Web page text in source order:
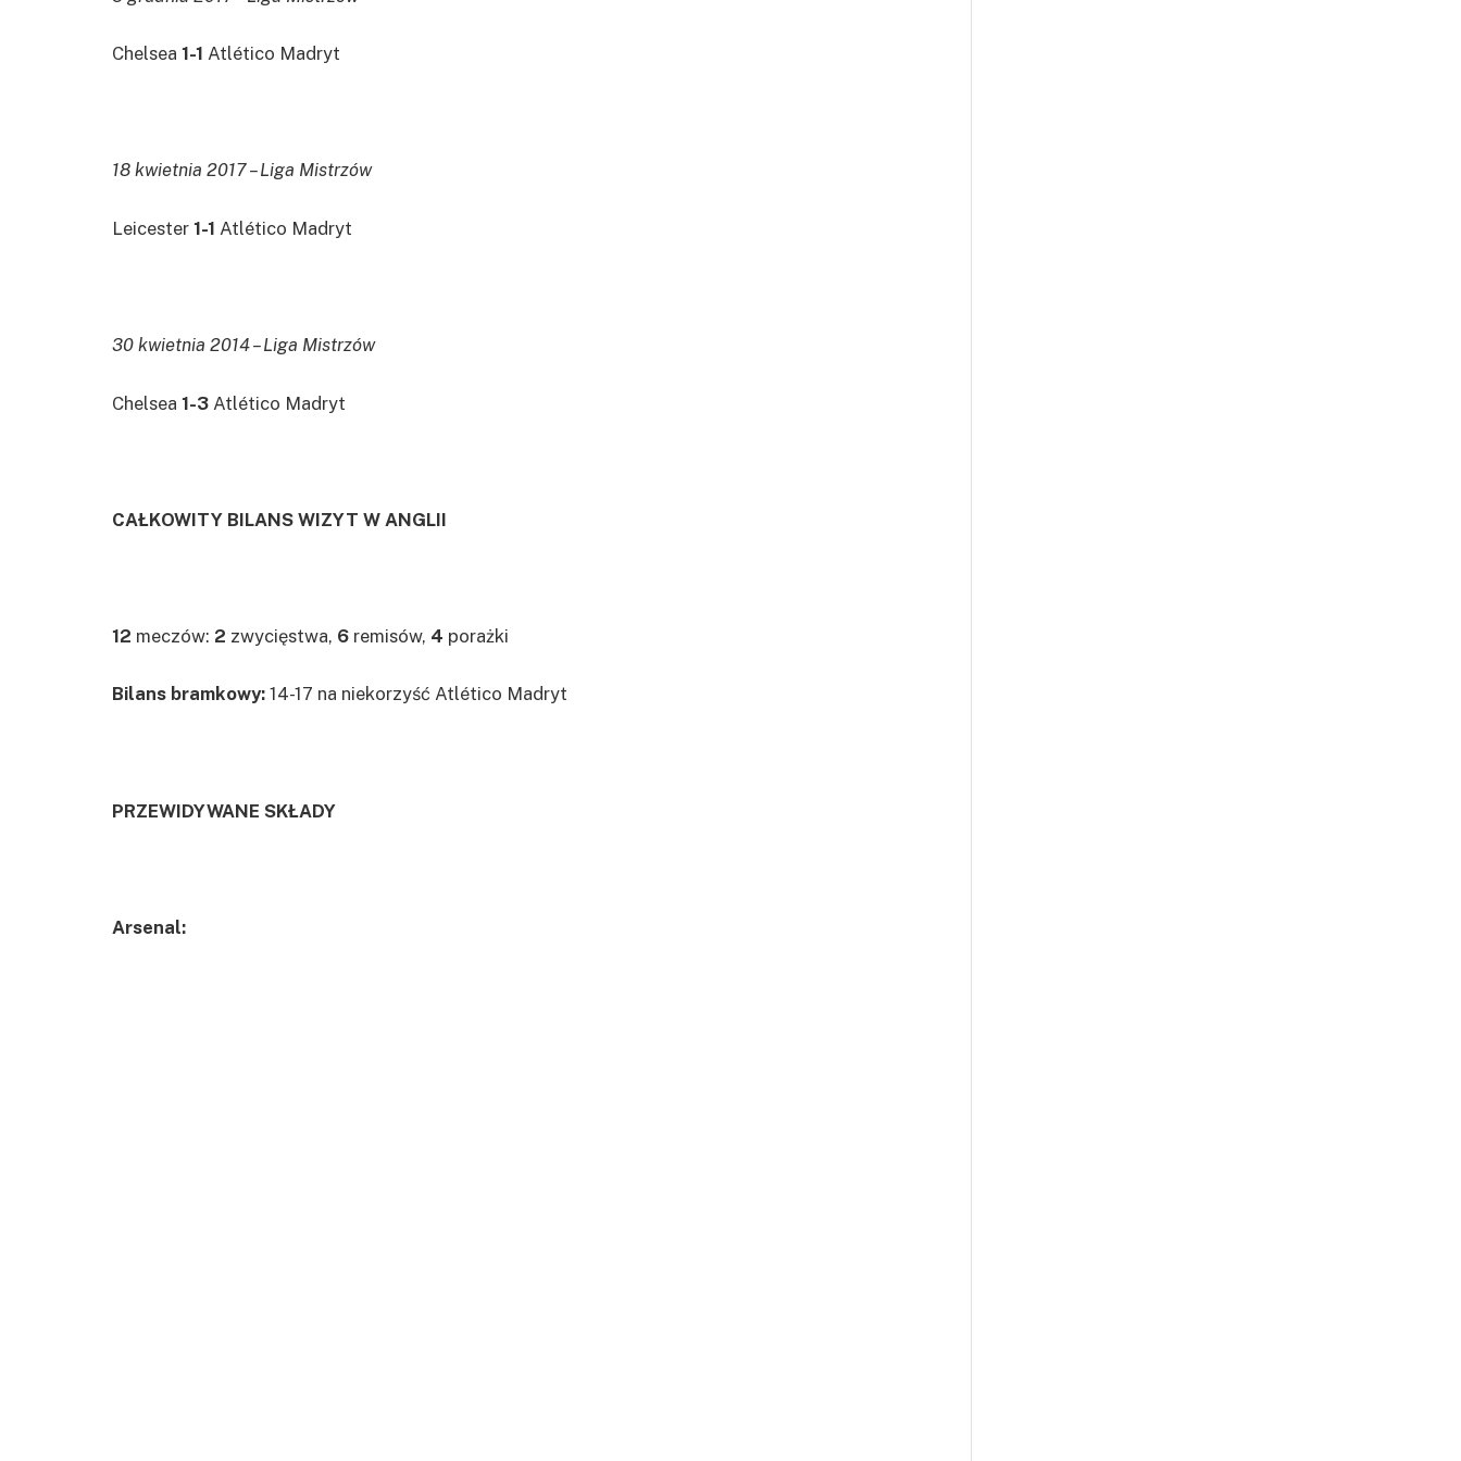
Chelsea 1-1 Atlético Madryt
18 kwietnia 2017 – Liga Mistrzów
Leicester 1-1 Atlético Madryt
30 kwietnia 2014 – Liga Mistrzów
Chelsea 1-3 Atlético Madryt
CAŁKOWITY BILANS WIZYT W ANGLII
12 meczów: 2 zwycięstwa, 6 remisów, 4 porażki
Bilans bramkowy: 14-17 na niekorzyść Atlético Madryt
PRZEWIDYWANE SKŁADY
Arsenal: